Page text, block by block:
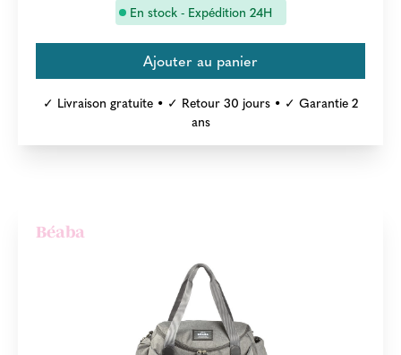
En stock - Expédition 24H
✓ Livraison gratuite • ✓ Retour 30 jours • ✓ Garantie 2
ans
Béaba